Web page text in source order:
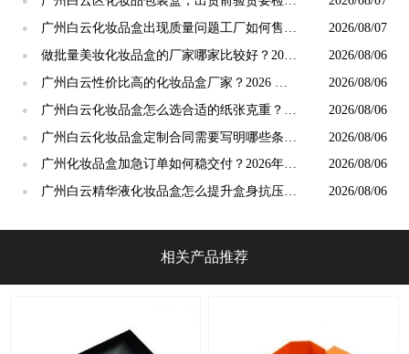
哪些点？2026年8月攻略
●
广州白云化妆品盒出现质量问题工厂如何售
后？2026年8月维权攻略
2026/08/07
●
做批量美妆化妆品盒的厂家哪家比较好？2026
年8月靠谱量产厂家甄选攻略
2026/08/06
●
广州白云性价比高的化妆品盒厂家？2026 年
8 月长期合作攻略
2026/08/06
●
广州白云化妆品盒怎么选合适的纸张克重？
2026 年 8 月用纸攻略
2026/08/06
●
广州白云化妆品盒定制合同需要写明哪些条
款？2026 年 8 月签约攻略
2026/08/06
●
广州化妆品盒加急订单如何稳交付？2026年8
月包装厂排单避坑指南
2026/08/06
●
​广州白云精华液化妆品盒怎么提升盒身抗压能
2026/08/06
相关产品推荐